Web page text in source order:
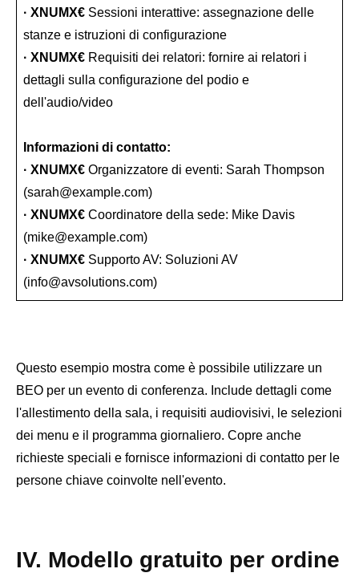
· XNUMX€ Sessioni interattive: assegnazione delle
stanze e istruzioni di configurazione
· XNUMX€ Requisiti dei relatori: fornire ai relatori i
dettagli sulla configurazione del podio e
dell'audio/video
Informazioni di contatto:
· XNUMX€ Organizzatore di eventi: Sarah Thompson
(sarah@example.com)
· XNUMX€ Coordinatore della sede: Mike Davis
(mike@example.com)
· XNUMX€ Supporto AV: Soluzioni AV
(info@avsolutions.com)
Questo esempio mostra come è possibile utilizzare un
BEO per un evento di conferenza. Include dettagli come
l'allestimento della sala, i requisiti audiovisivi, le selezioni
dei menu e il programma giornaliero. Copre anche
richieste speciali e fornisce informazioni di contatto per le
persone chiave coinvolte nell'evento.
IV. Modello gratuito per ordine